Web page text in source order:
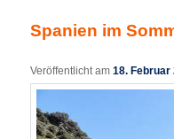
Spanien im
Veröffentlicht am18. Februar